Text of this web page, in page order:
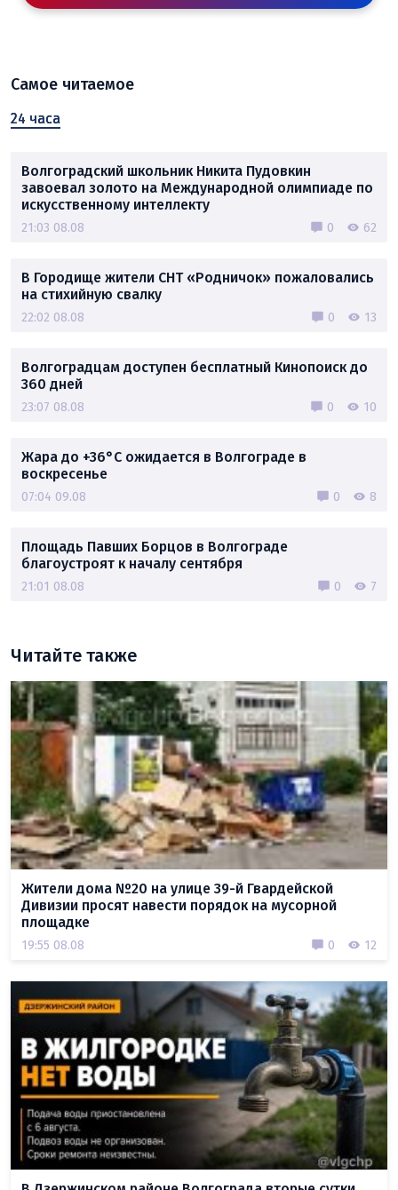
Самое читаемое
24 часа
Волгоградский школьник Никита Пудовкин
завоевал золото на Международной олимпиаде по
искусственному интеллекту
21:03 08.08 0 62
В Городище жители СНТ «Родничок» пожаловались
на стихийную свалку
22:02 08.08 0 13
Волгоградцам доступен бесплатный Кинопоиск до
360 дней
23:07 08.08 0 10
Жара до +36°C ожидается в Волгограде в
воскресенье
07:04 09.08 0 8
Площадь Павших Борцов в Волгограде
благоустроят к началу сентября
21:01 08.08 0 7
Читайте также
Жители дома №20 на улице 39-й Гвардейской
Дивизии просят навести порядок на мусорной
площадке
19:55 08.08 0 12